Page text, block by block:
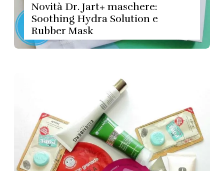
Novità Dr. Jart+ maschere:
Soothing Hydra Solution e
Rubber Mask